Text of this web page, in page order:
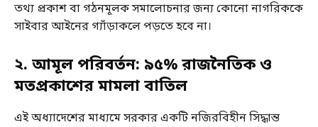
তথ্য প্রকাশ বা গঠনমূলক সমালোচনার জন্য কোনো নাগরিককে
সাইবার আইনের গ্যাঁড়াকলে পড়তে হবে না।
২. আমূল পরিবর্তন: ৯৫% রাজনৈতিক ও
মতপ্রকাশের মামলা বাতিল
এই অধ্যাদেশের মাধ্যমে সরকার একটি নজিরবিহীন সিদ্ধান্ত